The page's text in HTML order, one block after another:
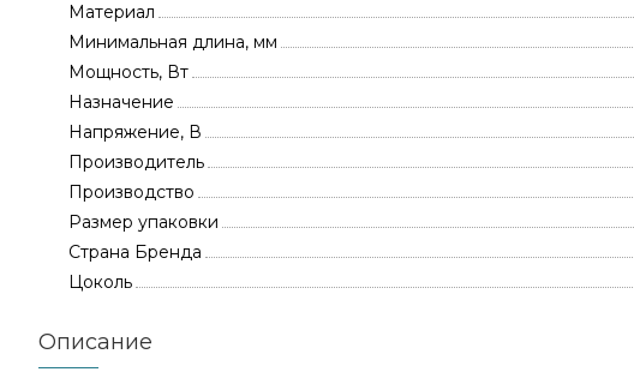
Материал
Минимальная длина, мм
Мощность, Вт
Назначение
Напряжение, В
Производитель
Производство
Размер упаковки
Страна Бренда
Цоколь
Описание